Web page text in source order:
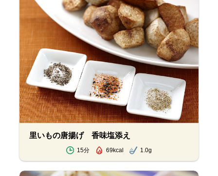
里いもの唐揚げ 香味塩添え
15分 69kcal 1.0g